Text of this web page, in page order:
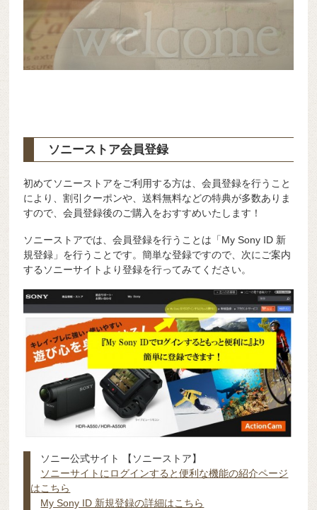
ソニーストア会員登録
初めてソニーストアをご利用する方は、会員登録を行うこと
により、割引クーポンや、送料無料などの特典が多数ありま
すので、会員登録後のご購入をおすすめいたします！
ソニーストアでは、会員登録を行うことは「My Sony ID 新
規登録」を行うことです。簡単な登録ですので、次にご案内
するソニーサイトより登録を行ってみてください。
ソニー公式サイト 【ソニーストア】
ソニーサイトにログインすると便利な機能の紹介ページ
はこちら
My Sony ID 新規登録の詳細はこちら